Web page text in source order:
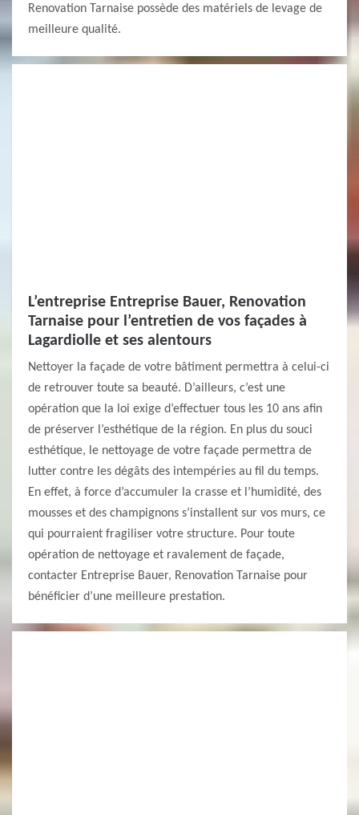
Renovation Tarnaise possède des matériels de levage de
meilleure qualité.
L’entreprise Entreprise Bauer, Renovation
Tarnaise pour l’entretien de vos façades à
Lagardiolle et ses alentours
Nettoyer la façade de votre bâtiment permettra à celui-ci
de retrouver toute sa beauté. D’ailleurs, c’est une
opération que la loi exige d’effectuer tous les 10 ans afin
de préserver l’esthétique de la région. En plus du souci
esthétique, le nettoyage de votre façade permettra de
lutter contre les dégâts des intempéries au fil du temps.
En effet, à force d’accumuler la crasse et l’humidité, des
mousses et des champignons s’installent sur vos murs, ce
qui pourraient fragiliser votre structure. Pour toute
opération de nettoyage et ravalement de façade,
contacter Entreprise Bauer, Renovation Tarnaise pour
bénéficier d’une meilleure prestation.